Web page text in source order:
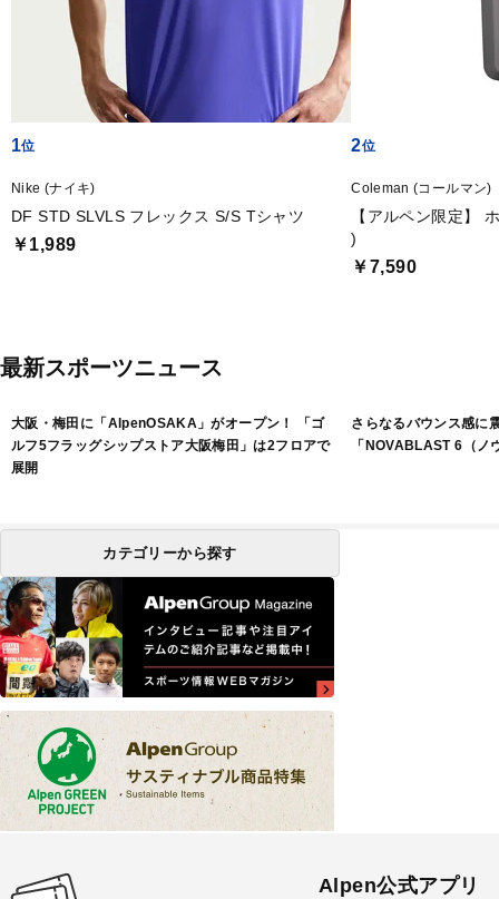
1
Nike (ナイキ)
DF STD SLVLS フレックス S/S Tシャツ
￥1,989
2
Coleman (コールマン)
【アルペン限定】
)
￥7,590
最新スポーツニュース
大阪・梅田に「AlpenOSAKA」がオープン！ 「ゴ
ルフ5フラッグシップストア大阪梅田」は2フロアで
展開
さらなるバウンス感に
「NOVABLAST 6（ノ
カテゴリーから探す
Alpen公式アプリ